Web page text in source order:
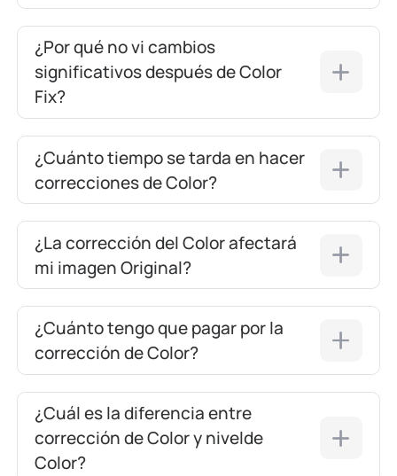
¿Por qué no vi cambios
significativos después de Color
Fix?
¿Cuánto tiempo se tarda en hacer
correcciones de Color?
¿La corrección del Color afectará
mi imagen Original?
¿Cuánto tengo que pagar por la
corrección de Color?
¿Cuál es la diferencia entre
corrección de Color y nivelde
Color?